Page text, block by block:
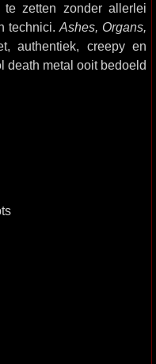
te zetten zonder allerlei
technici. Ashes, Organs,
authentiek, creepy en
death metal ooit bedoeld